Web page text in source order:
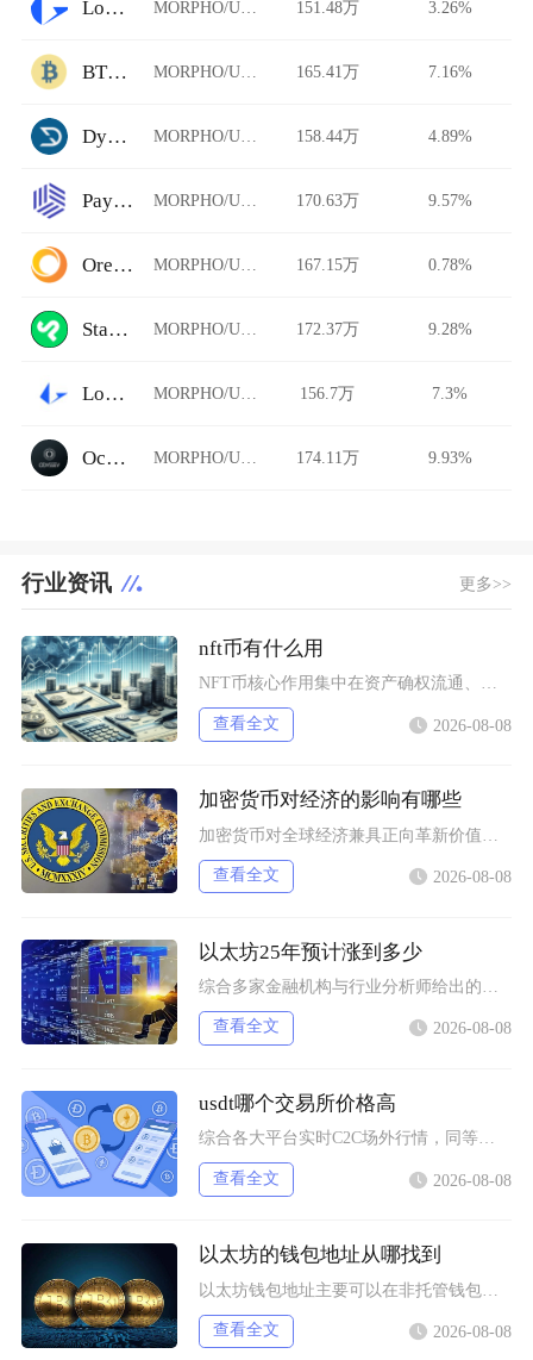
Loopring MORPHO/USDT 151.48万 3.26%
BTCTradeUA MORPHO/USDT 165.41万 7.16%
Dystopia MORPHO/USDT 158.44万 4.89%
Paymium MORPHO/USDT 170.63万 9.57%
Ore.Bz MORPHO/USDT 167.15万 0.78%
StarkDefi MORPHO/USDT 172.37万 9.28%
Loopring AMM MORPHO/USDT 156.7万 7.3%
Ocnex MORPHO/USDT 174.11万 9.93%
行业资讯 更多>>
nft币有什么用
NFT币核心作用集中在资产确权流通、生态权益兑现、金融抵押套利、身份凭证认证四大方向，既是
查看全文 2026-08-08
加密货币对经济的影响有哪些
查看全文 2026-08-08
以太坊25年预计涨到多少
查看全文 2026-08-08
usdt哪个交易所价格高
综合各大平台实时C2C场外行情，同等支付渠道下Bybit场内场外USDT卖出报价长期高于其
查看全文 2026-08-08
以太坊的钱包地址从哪找到
查看全文 2026-08-08